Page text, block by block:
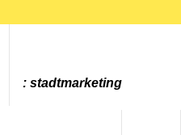
stadtmarketing